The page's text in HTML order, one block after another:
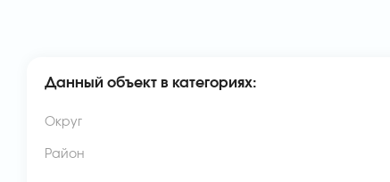
Данный объект в категориях:
Округ
Район